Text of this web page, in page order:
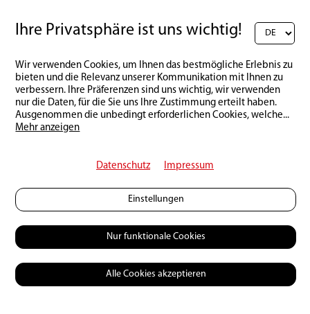
Ihre Privatsphäre ist uns wichtig!
Wir verwenden Cookies, um Ihnen das bestmögliche Erlebnis zu
bieten und die Relevanz unserer Kommunikation mit Ihnen zu
verbessern. Ihre Präferenzen sind uns wichtig, wir verwenden
nur die Daten, für die Sie uns Ihre Zustimmung erteilt haben.
Ausgenommen die unbedingt erforderlichen Cookies, welche...
Mehr anzeigen
Datenschutz Impressum
Einstellungen
Nur funktionale Cookies
Alle Cookies akzeptieren